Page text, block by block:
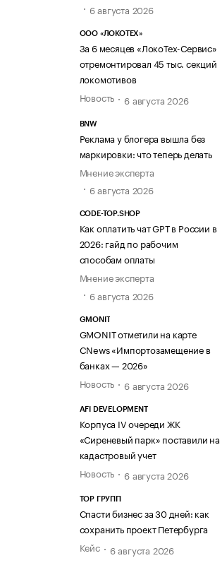
6 августа 2026
ООО «ЛОКОТЕХ»
За 6 месяцев «ЛокоТех-Сервис»
отремонтировал 45 тыс. секций
локомотивов
Новость
6 августа 2026
BNW
Реклама у блогера вышла без
маркировки: что теперь делать
Мнение эксперта
6 августа 2026
CODE-TOP.SHOP
Как оплатить чат GPT в России в
2026: гайд по рабочим
способам оплаты
Мнение эксперта
6 августа 2026
GMONIT
GMONIT отметили на карте
CNews «Импортозамещение в
банках — 2026»
Новость
6 августа 2026
AFI DEVELOPMENT
Корпуса IV очереди ЖК
«Сиреневый парк» поставили на
кадастровый учет
Новость
6 августа 2026
ТОР ГРУПП
Спасти бизнес за 30 дней: как
сохранить проект Петербурга
Кейс
6 августа 2026